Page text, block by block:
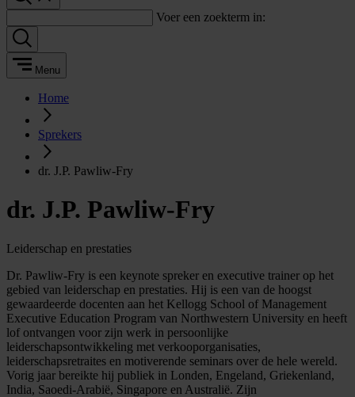
Voer een zoekterm in:
Menu
Home
Sprekers
dr. J.P. Pawliw-Fry
dr. J.P. Pawliw-Fry
Leiderschap en prestaties
Dr. Pawliw-Fry is een keynote spreker en executive trainer op het
gebied van leiderschap en prestaties. Hij is een van de hoogst
gewaardeerde docenten aan het Kellogg School of Management
Executive Education Program van Northwestern University en heeft
lof ontvangen voor zijn werk in persoonlijke
leiderschapsontwikkeling met verkooporganisaties,
leiderschapsretraites en motiverende seminars over de hele wereld.
Vorig jaar bereikte hij publiek in Londen, Engeland, Griekenland,
India, Saoedi-Arabië, Singapore en Australië. Zijn